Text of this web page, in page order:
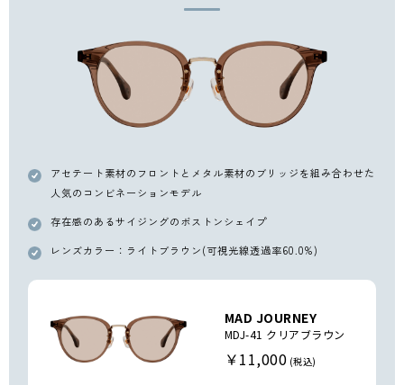
アセテート素材のフロントとメタル素材のブリッジを組み合わせた
人気のコンビネーションモデル
存在感のあるサイジングのボストンシェイプ
レンズカラー：ライトブラウン(可視光線透過率60.0%)
MAD JOURNEY
MDJ-41 クリアブラウン
￥11,000